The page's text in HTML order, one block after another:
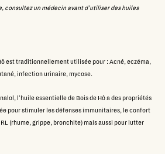
consultez un médecin avant d’utiliser des huiles
est traditionnellement utilisée pour : Acné, eczéma,
infection urinaire, mycose.
l'huile essentielle de Bois de Hô a des propriétés
pour stimuler les défenses immunitaires, le confort
(rhume, grippe, bronchite) mais aussi pour lutter